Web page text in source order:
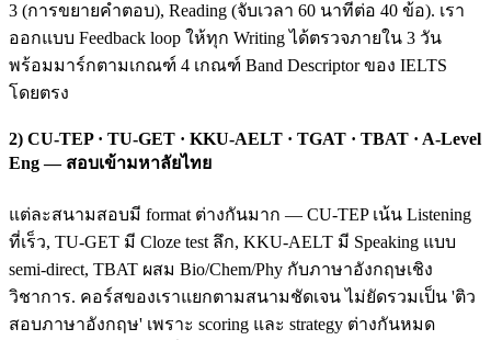
3 (การขยายคำตอบ), Reading (จับเวลา 60 นาทีต่อ 40 ข้อ). เรา
ออกแบบ Feedback loop ให้ทุก Writing ได้ตรวจภายใน 3 วัน
พร้อมมาร์กตามเกณฑ์ 4 เกณฑ์ Band Descriptor ของ IELTS
โดยตรง
2) CU-TEP · TU-GET · KKU-AELT · TGAT · TBAT · A-Level
Eng — สอบเข้ามหาลัยไทย
แต่ละสนามสอบมี format ต่างกันมาก — CU-TEP เน้น Listening
ที่เร็ว, TU-GET มี Cloze test ลึก, KKU-AELT มี Speaking แบบ
semi-direct, TBAT ผสม Bio/Chem/Phy กับภาษาอังกฤษเชิง
วิชาการ. คอร์สของเราแยกตามสนามชัดเจน ไม่ยัดรวมเป็น 'ติว
สอบภาษาอังกฤษ' เพราะ scoring และ strategy ต่างกันหมด